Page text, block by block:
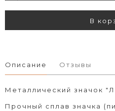
В
Описание Отзывы
Металлический значок
Прочный сплав значка